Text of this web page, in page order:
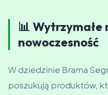
📊 Wytrzymałe
nowoczesność
W dziedzinie Brama
poszukują produktów,